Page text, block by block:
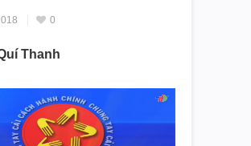
0
Thanh